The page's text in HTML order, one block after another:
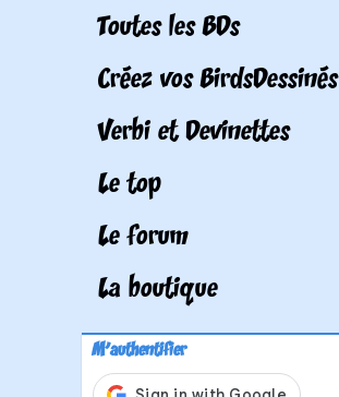
Toutes les BDs
Créez vos BirdsDessinés
Verbi et Devinettes
Le top
Le forum
La boutique
M'authentifier